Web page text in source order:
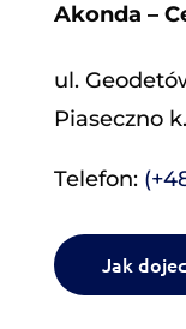
Akonda –
ul.
Piaseczno
Telefon:
Jak